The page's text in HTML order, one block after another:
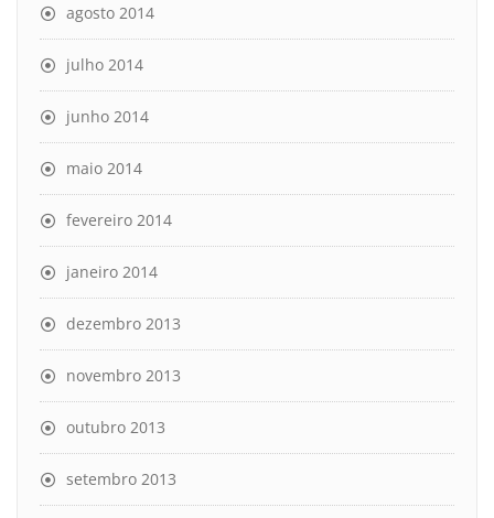
agosto 2014
julho 2014
junho 2014
maio 2014
fevereiro 2014
janeiro 2014
dezembro 2013
novembro 2013
outubro 2013
setembro 2013